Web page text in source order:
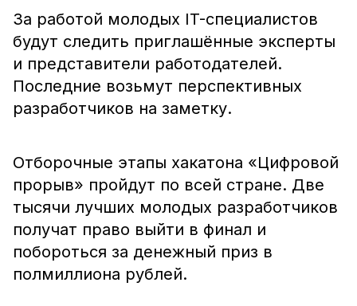
За работой молодых IT-специалистов
будут следить приглашённые эксперты
и представители работодателей.
Последние возьмут перспективных
разработчиков на заметку.
Отборочные этапы хакатона «Цифровой
прорыв» пройдут по всей стране. Две
тысячи лучших молодых разработчиков
получат право выйти в финал и
побороться за денежный приз в
полмиллиона рублей.